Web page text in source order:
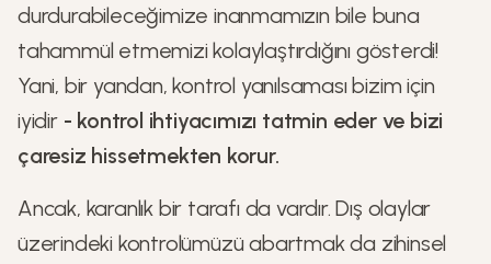
durdurabileceğimize inanmamızın bile buna
tahammül etmemizi kolaylaştırdığını gösterdi!
Yani, bir yandan, kontrol yanılsaması bizim için
iyidir- kontrol ihtiyacımızı tatmin eder ve bizi
çaresiz hissetmekten korur.
Ancak, karanlık bir tarafı da vardır. Dış olaylar
üzerindeki kontrolümüzü abartmak da zihinsel